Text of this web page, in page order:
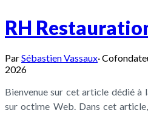
RH
ParSébastien Vassaux·
2026
Bienvenue sur cet article dédié à
sur octime Web. Dans cet